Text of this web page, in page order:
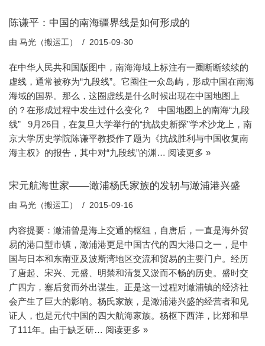
陈谦平：中国的南海疆界线是如何形成的
由 马光（搬运工） 2015-09-30
在中华人民共和国版图中，南海海域上标注有一圈断断续续的
虚线，通常被称为“九段线”。它圈住一众岛屿，形成中国在南海
海域的国界。那么，这圈虚线是什么时候出现在中国地图上
的？在形成过程中发生过什么变化？ 中国地图上的南海“九段
线” 9月26日，在复旦大学举行的“抗战史新探”学术沙龙上，南
京大学历史学院陈谦平教授作了题为《抗战胜利与中国收复南
海主权》的报告，其中对“九段线”的渊… 阅读更多 »
宋元航海世家——澉浦杨氏家族的发轫与澉浦港兴盛
由 马光（搬运工） 2015-09-16
内容提要：澉浦曾是海上交通的枢纽，自唐后，一直是海外贸
易的港口型市镇，澉浦港更是中国古代的四大港口之一，是中
国与日本和东南亚及波斯湾地区交流和贸易的主要门户。经历
了唐起、宋兴、元盛、明禁和清复又淤而不畅的历史。盛时交
广四方，塞后贫而外出谋生。正是这一过程对澉浦镇的经济社
会产生了巨大的影响。杨氏家族，是澉浦港兴盛的经营者和见
证人，也是元代中国的四大航海家族。杨枢下西洋，比郑和早
了111年。由于缺乏研… 阅读更多 »